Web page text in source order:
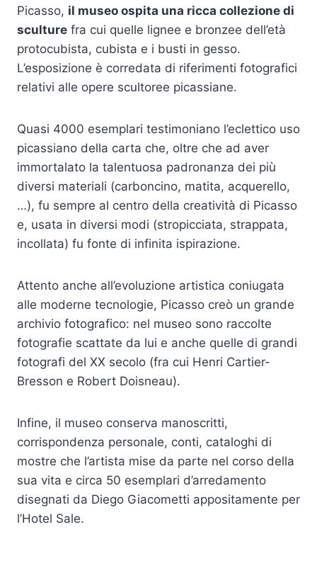
Picasso, il museo ospita una ricca collezione di
sculture fra cui quelle lignee e bronzee dell’età
protocubista, cubista e i busti in gesso.
L’esposizione è corredata di riferimenti fotografici
relativi alle opere scultoree picassiane.
Quasi 4000 esemplari testimoniano l’eclettico uso
picassiano della carta che, oltre che ad aver
immortalato la talentuosa padronanza dei più
diversi materiali (carboncino, matita, acquerello,
…), fu sempre al centro della creatività di Picasso
e, usata in diversi modi (stropicciata, strappata,
incollata) fu fonte di infinita ispirazione.
Attento anche all’evoluzione artistica coniugata
alle moderne tecnologie, Picasso creò un grande
archivio fotografico: nel museo sono raccolte
fotografie scattate da lui e anche quelle di grandi
fotografi del XX secolo (fra cui Henri Cartier-
Bresson e Robert Doisneau).
Infine, il museo conserva manoscritti,
corrispondenza personale, conti, cataloghi di
mostre che l’artista mise da parte nel corso della
sua vita e circa 50 esemplari d’arredamento
disegnati da Diego Giacometti appositamente per
l’Hotel Sale.